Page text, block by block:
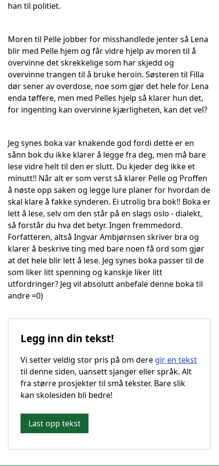
han til politiet.
Moren til Pelle jobber for misshandlede jenter så Lena
blir med Pelle hjem og får vidre hjelp av moren til å
overvinne det skrekkelige som har skjedd og
overvinne trangen til å bruke heroin. Søsteren til Filla
dør sener av overdose, noe som gjør det hele for Lena
enda tøffere, men med Pelles hjelp så klarer hun det,
for ingenting kan overvinne kjærligheten, kan det vel?
Jeg synes boka var knakende god fordi dette er en
sånn bok du ikke klarer å legge fra deg, men må bare
lese vidre helt til den er slutt. Du kjeder deg ikke et
minutt!! Når alt er som verst så klarer Pelle og Proffen
å nøste opp saken og legge lure planer for hvordan de
skal klare å fakke synderen. Ei utrolig bra bok!! Boka er
lett å lese, selv om den står på en slags oslo - dialekt,
så forstår du hva det betyr. Ingen fremmedord.
Forfatteren, altså Ingvar Ambjørnsen skriver bra og
klarer å beskrive ting med bare noen få ord som gjør
at det hele blir lett å lese. Jeg synes boka passer til de
som liker litt spenning og kanskje liker litt
utfordringer? Jeg vil absolutt anbefale denne boka til
andre =0)
Legg inn din tekst!
Vi setter veldig stor pris på om dere gir en tekst
til denne siden, uansett sjanger eller språk. Alt
fra større prosjekter til små tekster. Bare slik
kan skolesiden bli bedre!
Last opp tekst